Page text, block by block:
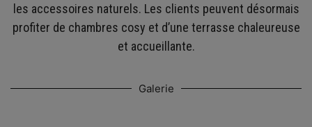
les accessoires naturels. Les clients peuvent désormais
profiter de chambres cosy et d’une terrasse chaleureuse
et accueillante.
Galerie